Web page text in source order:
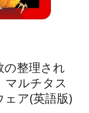
整理され
マルチタス
ア(英語版)